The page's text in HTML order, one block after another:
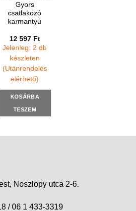
Gyors
csatlakozó
karmantyú
12 597 Ft
Jelenleg: 2 db
készleten
(Utánrendelés
elérhető)
KOSÁRBA
TESZEM
Noszlopy utca 2-6.
/ 06 1 433-3319